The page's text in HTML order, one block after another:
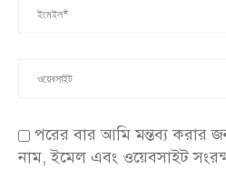
পরের বার আমি মন্তব্য করার
নাম, ইমেল এবং ওয়েবসাইট